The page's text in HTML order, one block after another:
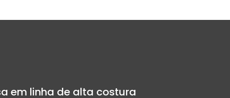
em linha de alta costura